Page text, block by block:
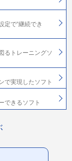
定で“継続でき
るトレーニングソ
で実現したソフト
できるソフト